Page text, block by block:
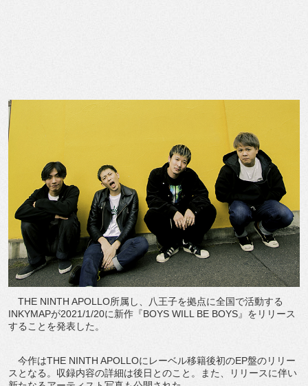
THE NINTH APOLLO所属し、八王子を拠点に全国で活動する
INKYMAPが2021/1/20に新作『BOYS WILL BE BOYS』をリリース
することを発表した。
今作はTHE NINTH APOLLOにレーベル移籍後初のEP盤のリリー
スとなる。収録内容の詳細は後日とのこと。また、リリースに伴い